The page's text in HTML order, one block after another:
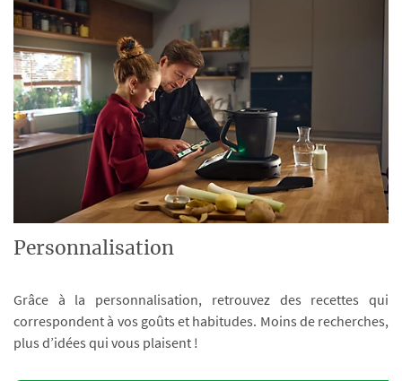
Personnalisation
Grâce à la personnalisation, retrouvez des recettes qui
correspondent à vos goûts et habitudes. Moins de recherches,
plus d’idées qui vous plaisent !